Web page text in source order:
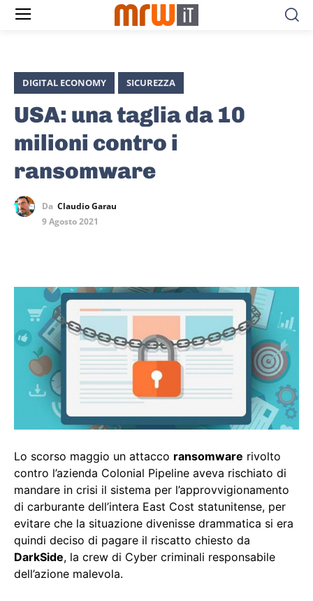
DIGITAL ECONOMY SICUREZZA
USA: una taglia da 10
milioni contro i
ransomware
Da Claudio Garau
9 Agosto 2021
Lo scorso maggio un attacco ransomware rivolto
contro l’azienda Colonial Pipeline aveva rischiato di
mandare in crisi il sistema per l’approvvigionamento
di carburante dell’intera East Cost statunitense, per
evitare che la situazione divenisse drammatica si era
quindi deciso di pagare il riscatto chiesto da
DarkSide, la crew di Cyber criminali responsabile
dell’azione malevola.